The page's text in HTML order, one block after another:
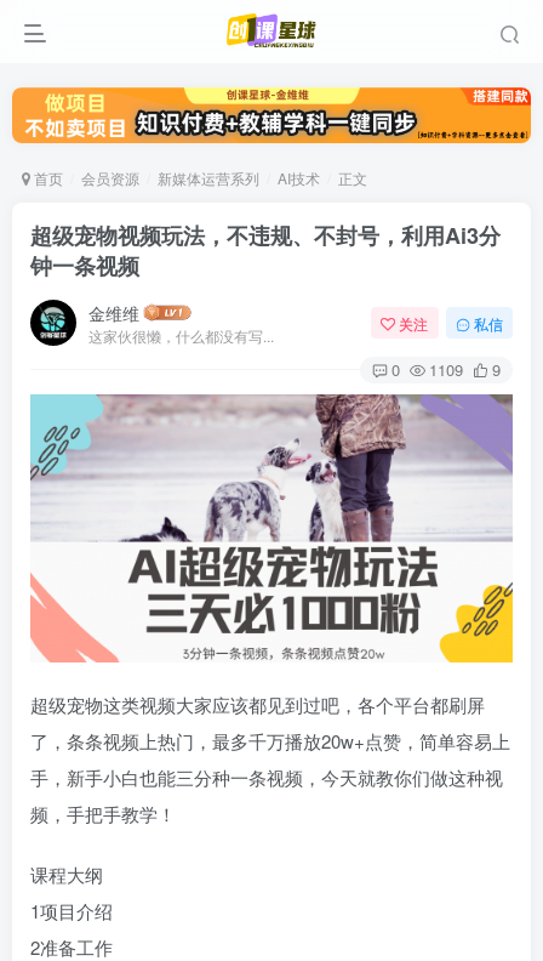
首页 会员资源 新媒体运营系列 AI技术 正文
超级宠物视频玩法，不违规、不封号，利用Ai3分
钟一条视频
金维维
这家伙很懒，什么都没有写...
关注 私信
0 1109 9
超级宠物这类视频大家应该都见到过吧，各个平台都刷屏
了，条条视频上热门，最多千万播放20w+点赞，简单容易上
手，新手小白也能三分种一条视频，今天就教你们做这种视
频，手把手教学！
课程大纲
1项目介绍
2准备工作